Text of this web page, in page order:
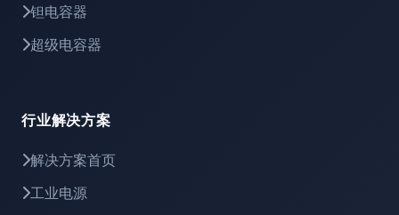
钽电容器
超级电容器
行业解决方案
解决方案首页
工业电源